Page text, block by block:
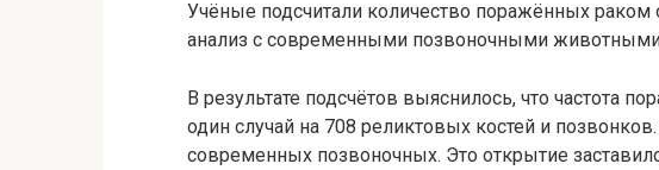
Учёные подсчитали количество поражённых раком
анализ с современными позвоночными
В результате подсчётов выяснилось, что частота
один случай на 708 реликтовых костей и
современных позвоночных. Это открытие